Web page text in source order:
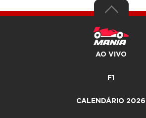
AO VIVO
F1
CALENDÁRIO 2026